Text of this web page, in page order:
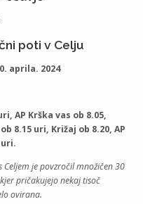
poti v Celju
aprila. 2024
AP Krška vas ob 8.05,
8.15 uri, Križaj ob 8.20, AP
uri.
je povzročil množičen 30
pričakujejo nekaj tisoč
ovirana.